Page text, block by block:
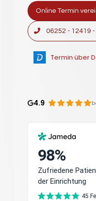
Online Termin
06252 - 12419 -
Termin über
4.9